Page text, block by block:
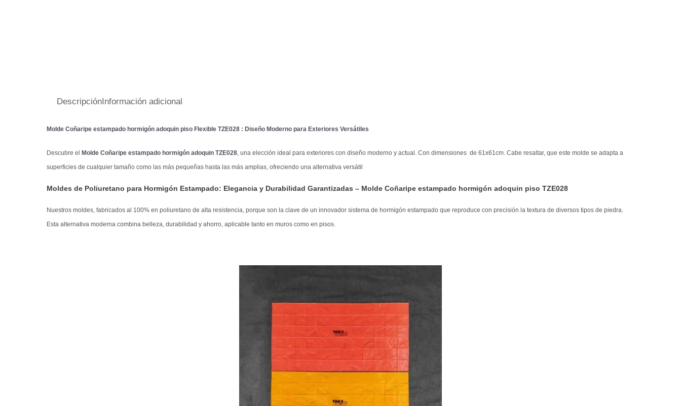
Descripción Información adicional
Molde Coñaripe estampado hormigón adoquin piso Flexible TZE028 : Diseño Moderno para Exteriores Versátiles
Descubre el Molde Coñaripe estampado hormigón adoquin TZE028, una elección ideal para exteriores con diseño moderno y actual. Con dimensiones de 61x61cm. Cabe resaltar, que este molde se adapta a
superficies de cualquier tamaño como las más pequeñas hasta las más amplias, ofreciendo una alternativa versátil
Moldes de Poliuretano para Hormigón Estampado: Elegancia y Durabilidad Garantizadas – Molde Coñaripe estampado hormigón adoquin piso TZE028
Nuestros moldes, fabricados al 100% en poliuretano de alta resistencia, porque son la clave de un innovador sistema de hormigón estampado que reproduce con precisión la textura de diversos tipos de piedra.
Esta alternativa moderna combina belleza, durabilidad y ahorro, aplicable tanto en muros como en pisos.